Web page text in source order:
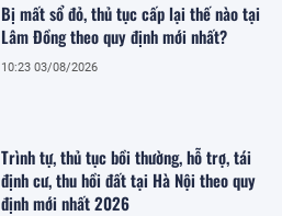
Bị mất sổ đỏ, thủ tục cấp lại thế nào tại
Lâm Đồng theo quy định mới nhất?
10:23 03/08/2026
Trình tự, thủ tục bồi thường, hỗ trợ, tái
định cư, thu hồi đất tại Hà Nội theo quy
định mới nhất 2026